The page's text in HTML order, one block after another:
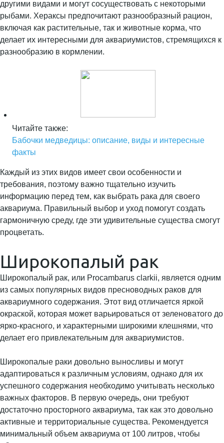
другими видами и могут сосуществовать с некоторыми
рыбами. Хераксы предпочитают разнообразный рацион,
включая как растительные, так и животные корма, что
делает их интересными для аквариумистов, стремящихся к
разнообразию в кормлении.
Читайте также:
Бабочки медведицы: описание, виды и интересные
факты
Каждый из этих видов имеет свои особенности и
требования, поэтому важно тщательно изучить
информацию перед тем, как выбрать рака для своего
аквариума. Правильный выбор и уход помогут создать
гармоничную среду, где эти удивительные существа смогут
процветать.
Широкопалый рак
Широкопалый рак, или Procambarus clarkii, является одним
из самых популярных видов пресноводных раков для
аквариумного содержания. Этот вид отличается яркой
окраской, которая может варьироваться от зеленоватого до
ярко-красного, и характерными широкими клешнями, что
делает его привлекательным для аквариумистов.
Широкопалые раки довольно выносливы и могут
адаптироваться к различным условиям, однако для их
успешного содержания необходимо учитывать несколько
важных факторов. В первую очередь, они требуют
достаточно просторного аквариума, так как это довольно
активные и территориальные существа. Рекомендуется
минимальный объем аквариума от 100 литров, чтобы